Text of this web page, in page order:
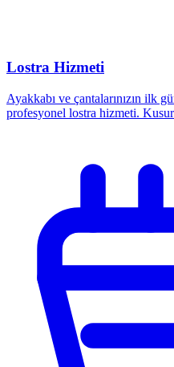
Lostra Hizmeti
Ayakkabı ve çantalarınızın ilk
profesyonel lostra hizmeti.